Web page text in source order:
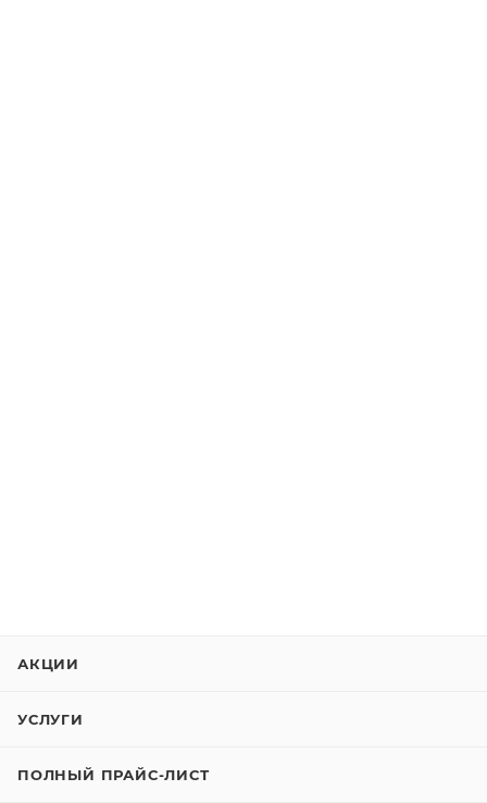
АКЦИИ
УСЛУГИ
ПОЛНЫЙ ПРАЙС-ЛИСТ